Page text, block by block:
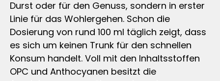
Durst oder für den Genuss, sondern in erster
Linie für das Wohlergehen. Schon die
Dosierung von rund 100 ml täglich zeigt, dass
es sich um keinen Trunk für den schnellen
Konsum handelt. Voll mit den Inhaltsstoffen
OPC und Anthocyanen besitzt die